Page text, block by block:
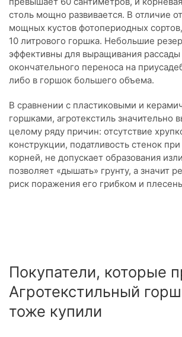
столь мощно развивается. В отличие
мощных кустов фотопериодных
10 литрового горшка. Небольшие
эффективны для выращивания
окончательного переноса на
либо в горшок большего объема.
В сравнении с пластиковыми и
горшками, агротекстиль значительно
целому ряду причин: отсутствие
конструкции, податливость стенок
корней, не допускает образования
позволяет «дышать» грунту, а значит
риск поражения его грибком и
Покупатели, которые
Агротекстильный
тоже купили